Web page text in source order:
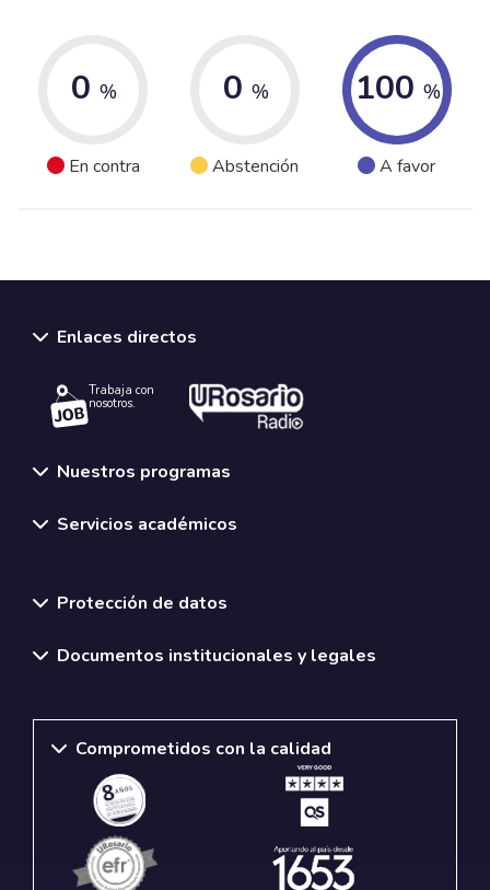
0 %
En contra
0 %
Abstención
100 %
A favor
Enlaces directos
Trabaja con
nosotros.
Nuestros programas
Servicios académicos
Protección de datos
Documentos institucionales y legales
Comprometidos con la calidad